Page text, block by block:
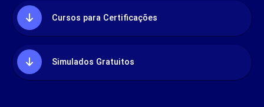
Cursos para Certificações
Simulados Gratuitos